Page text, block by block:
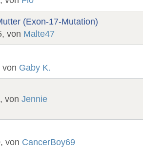
(Exon‑17‑Mutation)
von Malte47
von Gaby K.
von Jennie
von CancerBoy69